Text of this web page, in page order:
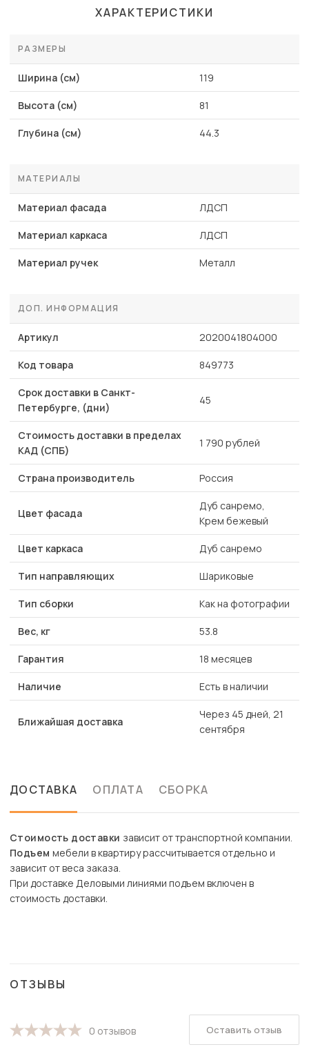
ХАРАКТЕРИСТИКИ
РАЗМЕРЫ
Ширина (см) 119
Высота (см) 81
Глубина (см) 44.3
МАТЕРИАЛЫ
Материал фасада ЛДСП
Материал каркаса ЛДСП
Материал ручек Металл
ДОП. ИНФОРМАЦИЯ
Артикул 2020041804000
Код товара 849773
Срок доставки в Санкт-
Петербурге, (дни)
45
Стоимость доставки в пределах
КАД (СПБ)
1 790 рублей
Страна производитель Россия
Цвет фасада
Дуб санремо,
Крем бежевый
Цвет каркаса Дуб санремо
Тип направляющих Шариковые
Тип сборки Как на фотографии
Вес, кг 53.8
Гарантия 18 месяцев
Наличие Есть в наличии
Ближайшая доставка
Через 45 дней, 21
сентября
ДОСТАВКА ОПЛАТА СБОРКА
Стоимость доставки зависит от транспортной компании.
Подъем мебели в квартиру рассчитывается отдельно и
зависит от веса заказа.
При доставке Деловыми линиями подъем включен в
стоимость доставки.
ОТЗЫВЫ
0 отзывов Оставить отзыв